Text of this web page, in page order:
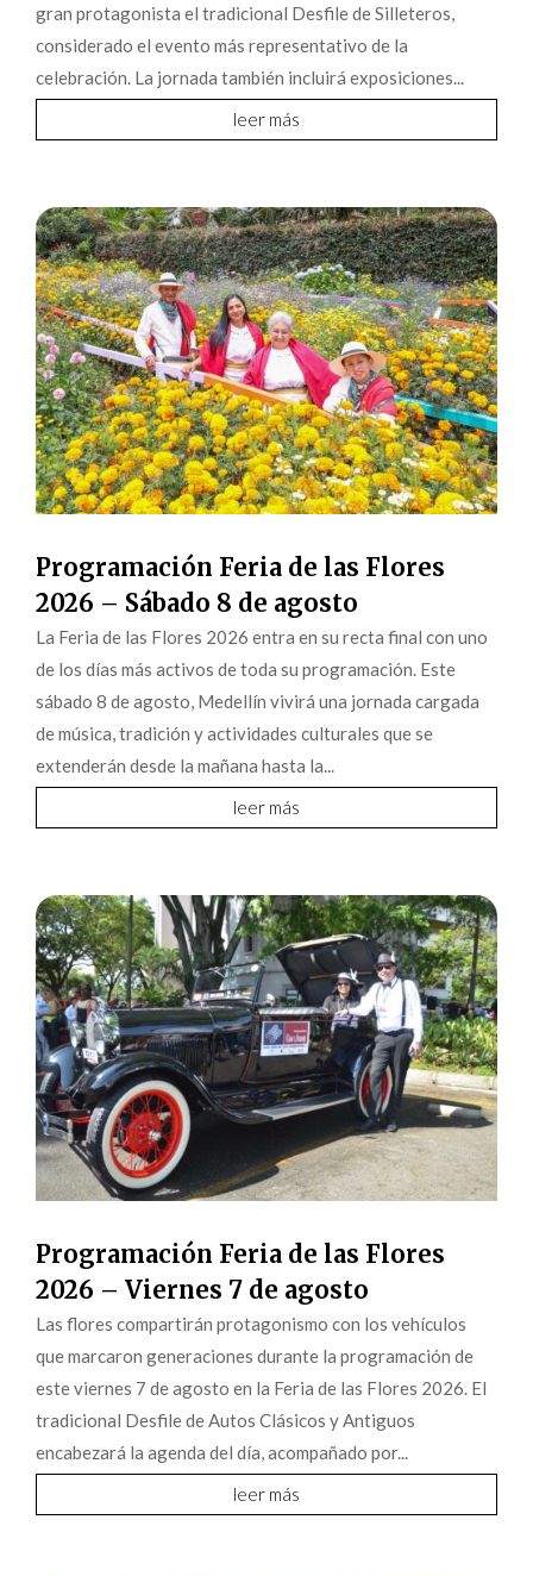
gran protagonista el tradicional Desfile de Silleteros,
considerado el evento más representativo de la
celebración. La jornada también incluirá exposiciones...
leer más
Programación Feria de las Flores
2026 – Sábado 8 de agosto
La Feria de las Flores 2026 entra en su recta final con uno
de los días más activos de toda su programación. Este
sábado 8 de agosto, Medellín vivirá una jornada cargada
de música, tradición y actividades culturales que se
extenderán desde la mañana hasta la...
leer más
Programación Feria de las Flores
2026 – Viernes 7 de agosto
Las flores compartirán protagonismo con los vehículos
que marcaron generaciones durante la programación de
este viernes 7 de agosto en la Feria de las Flores 2026. El
tradicional Desfile de Autos Clásicos y Antiguos
encabezará la agenda del día, acompañado por...
leer más